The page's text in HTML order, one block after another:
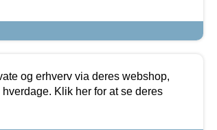
og erhverv via deres webshop,
Klik her for at se deres